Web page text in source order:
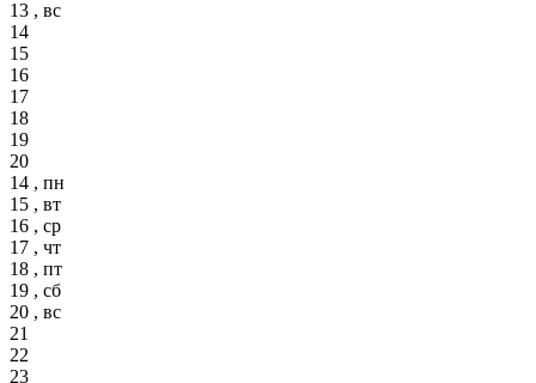
13 , вс
14
15
16
17
18
19
20
14 , пн
15 , вт
16 , ср
17 , чт
18 , пт
19 , сб
20 , вс
21
22
23